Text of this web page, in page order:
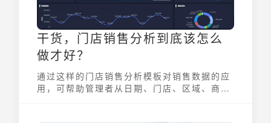
干货，门店销售分析到底该怎么
做才好？
通过这样的门店销售分析模板对销售数据的应
用，可帮助管理者从日期、门店、区域、商品